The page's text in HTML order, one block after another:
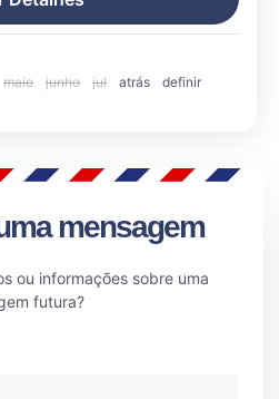
maio junho jul atrás
definir
mensagem
ou informações sobre uma
futura?